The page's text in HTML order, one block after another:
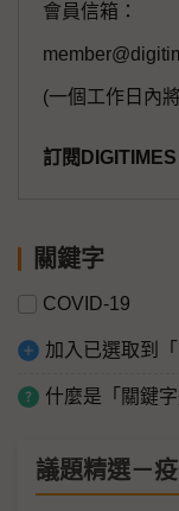
會員信箱：
(一個工作日內
訂閱
關鍵字
COVID-19
加入已選取到「
什麼是「關鍵字
議題精選－